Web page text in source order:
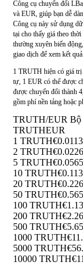
Công cụ chuyển đổi
và EUR, giúp bạn dễ
Công cụ này sử dụng
tại cho thấy giá theo
thường xuyên biến
giao dịch để xem kết
1 TRUTH hiện có giá
tự, 1 EUR có thể được
được chuyển đổi thành
gồm phí nền tảng hoặc
TRUTH/EUR Bộ
TRUTHEUR
1 TRUTH€0.0113
2 TRUTH€0.0226
5 TRUTH€0.0565
10 TRUTH
20 TRUTH
50 TRUTH
100 TRUTH€1.13
200 TRUTH€2.26
500 TRUTH€5.65
1000 TRUTH
5000 TRUTH
10000 TRUTH